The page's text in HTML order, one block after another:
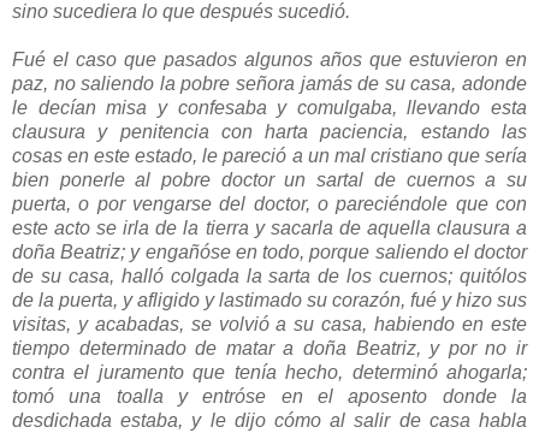
sino sucediera lo que después sucedió.
Fué el caso que pasados algunos años que estuvieron en
paz, no saliendo la pobre señora jamás de su casa, adonde
le decían misa y confesaba y comulgaba, llevando esta
clausura y penitencia con harta paciencia, estando las
cosas en este estado, le pareció a un mal cristiano que sería
bien ponerle al pobre doctor un sartal de cuernos a su
puerta, o por vengarse del doctor, o pareciéndole que con
este acto se irla de la tierra y sacarla de aquella clausura a
doña Beatriz; y engañóse en todo, porque saliendo el doctor
de su casa, halló colgada la sarta de los cuernos; quitólos
de la puerta, y afligido y lastimado su corazón, fué y hizo sus
visitas, y acabadas, se volvió a su casa, habiendo en este
tiempo determinado de matar a doña Beatriz, y por no ir
contra el juramento que tenía hecho, determinó ahogarla;
tomó una toalla y entróse en el aposento donde la
desdichada estaba, y le dijo cómo al salir de casa habla